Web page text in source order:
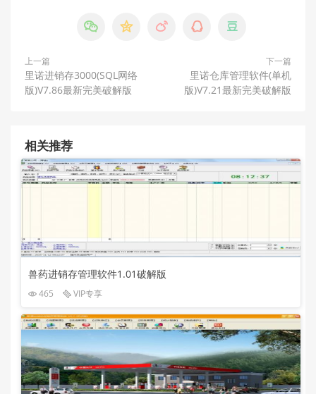
    
上一篇
里诺进销存3000(SQL网络
版)V7.86最新完美破解版
下一篇
里诺仓库管理软件(单机
版)V7.21最新完美破解版
相关推荐
兽药进销存管理软件1.01破解版
465 VIP专享